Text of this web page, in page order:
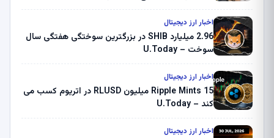
اخبار ارز دیجیتال
2.96 میلیارد SHIB در بزرگترین سوختگی هفتگی سال
سوخت – U.Today
اخبار ارز دیجیتال
Ripple Mints 15 میلیون RLUSD در اتریوم کسب می
کند – U.Today
اخبار ارز دیجیتال